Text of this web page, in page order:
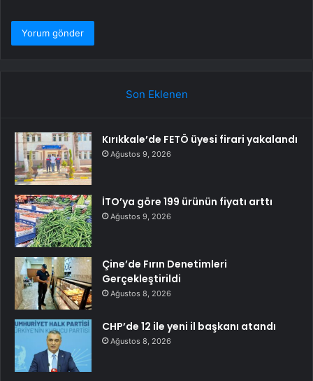
Son Eklenen
Kırıkkale’de FETÖ üyesi firari yakalandı
Ağustos 9, 2026
İTO’ya göre 199 ürünün fiyatı arttı
Ağustos 9, 2026
Çine’de Fırın Denetimleri
Gerçekleştirildi
Ağustos 8, 2026
CHP’de 12 ile yeni il başkanı atandı
Ağustos 8, 2026